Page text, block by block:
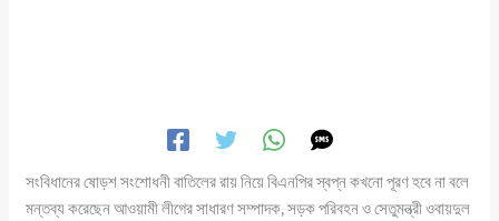
সংবিধানের ষোড়শ সংশোধনী বাতিলের রায় নিয়ে বিএনপির স্বপ্ন কখনো পূরণ হবে না বলে
মন্তব্য করেছেন আওয়ামী লীগের সাধারণ সম্পাদক, সড়ক পরিবহন ও সেতুমন্ত্রী ওবায়দুল